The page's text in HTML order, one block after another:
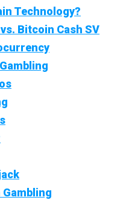
Technology?
Bitcoin Cash SV